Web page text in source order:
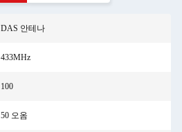
DAS 안테나
433MHz
100
50 오옴